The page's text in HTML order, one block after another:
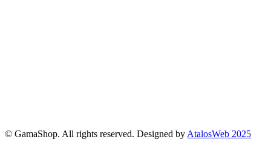
© GamaShop. All rights reserved. Designed by AtalosWeb 2025